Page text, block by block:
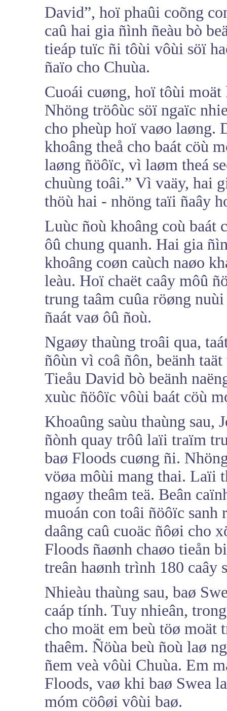
David”, hoï phaûi coõng
caû hai gia ñình ñeàu bò
tieáp tuïc ñi tôùi vôùi söï
ñaïo cho Chuùa.
Cuoái cuøng, hoï tôùi moät
Nhöng tröôùc söï ngaïc
cho pheùp hoï vaøo laøng.
khoâng theå cho baát cöù
laøng ñöôïc, vì laøm theá
chuùng toâi.” Vì vaäy, hai
thöù hai - nhöng taïi ñaây
Luùc ñoù khoâng coù baát
ôû chung quanh. Hai gia
khoâng coøn caùch naøo
leàu. Hoï chaët caây môû
trung taâm cuûa röøng
ñaát vaø ôû ñoù.
Ngaøy thaùng troâi qua,
ñôùn vì coâ ñôn, beänh
Tieåu David bò beänh
xuùc ñöôïc vôùi baát cöù
Khoaûng saùu thaùng sau,
ñònh quay trôû laïi traïm
baø Floods cuøng ñi.
vöøa môùi mang thai. Laïi
ngaøy theâm teä. Beân
muoán con toâi ñöôïc sanh
daâng caû cuoäc ñôøi cho
Floods ñaønh chaøo tieån
treân haønh trình 180 caây
Nhieàu thaùng sau, baø
caáp tính. Tuy nhieân,
cho moät em beù töø moät
thaêm. Ñöùa beù ñoù laø
ñem veà vôùi Chuùa. Em
Floods, vaø khi baø Swea
móm cöôøi vôùi baø.